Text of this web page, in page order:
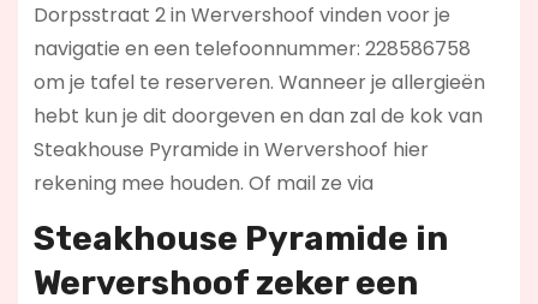
Dorpsstraat 2 in Wervershoof vinden voor je
navigatie en een telefoonnummer: 228586758
om je tafel te reserveren. Wanneer je allergieën
hebt kun je dit doorgeven en dan zal de kok van
Steakhouse Pyramide in Wervershoof hier
rekening mee houden. Of mail ze via
Steakhouse Pyramide in
Wervershoof zeker een